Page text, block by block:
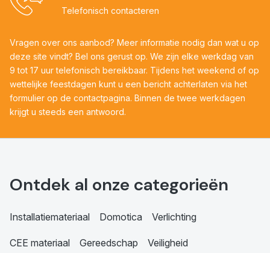
Telefonisch contacteren
Vragen over ons aanbod? Meer informatie nodig dan wat u op
deze site vindt? Bel ons gerust op. We zijn elke werkdag van
9 tot 17 uur telefonisch bereikbaar. Tijdens het weekend of op
wettelijke feestdagen kunt u een bericht achterlaten via het
formulier op de contactpagina. Binnen de twee werkdagen
krijgt u steeds een antwoord.
Ontdek al onze categorieën
Installatiemateriaal Domotica Verlichting
CEE materiaal Gereedschap Veiligheid